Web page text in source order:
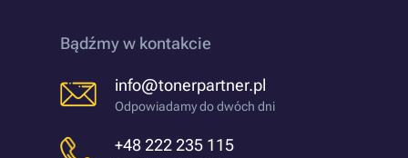
Bądźmy w kontakcie
info@tonerpartner.pl
Odpowiadamy do dwóch dni
+48 222 235 115